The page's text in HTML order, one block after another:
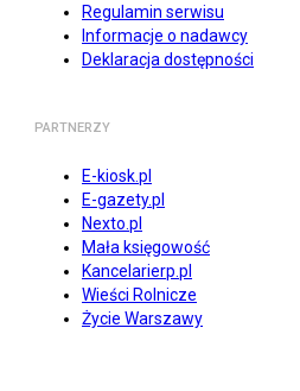
Regulamin serwisu
Informacje o nadawcy
Deklaracja dostępności
PARTNERZY
E-kiosk.pl
E-gazety.pl
Nexto.pl
Mała księgowość
Kancelarierp.pl
Wieści Rolnicze
Życie Warszawy